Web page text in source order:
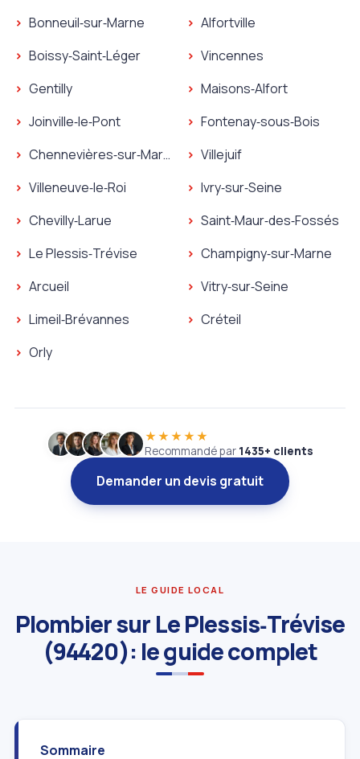
Bonneuil‑sur‑Marne
Boissy‑Saint‑Léger
Gentilly
Joinville‑le‑Pont
Chennevières‑sur‑Marne
Villeneuve‑le‑Roi
Chevilly‑Larue
Le Plessis‑Trévise
Arcueil
Limeil‑Brévannes
Orly
Alfortville
Vincennes
Maisons‑Alfort
Fontenay‑sous‑Bois
Villejuif
Ivry‑sur‑Seine
Saint‑Maur‑des‑Fossés
Champigny‑sur‑Marne
Vitry‑sur‑Seine
Créteil
★★★★★
Recommandé par 1435+ clients
Demander un devis gratuit
LE GUIDE LOCAL
Plombier sur Le Plessis‑Trévise
(94420): le guide complet
Sommaire